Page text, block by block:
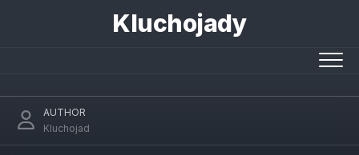
Kluchojady
AUTHOR
Kluchojad